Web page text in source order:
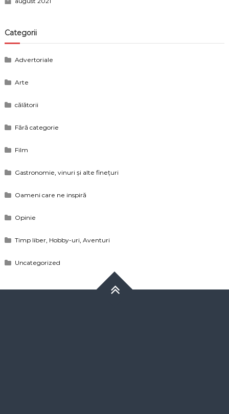
Categorii
Advertoriale
Arte
călătorii
Fără categorie
Film
Gastronomie, vinuri și alte finețuri
Oameni care ne inspiră
Opinie
Timp liber, Hobby-uri, Aventuri
Uncategorized